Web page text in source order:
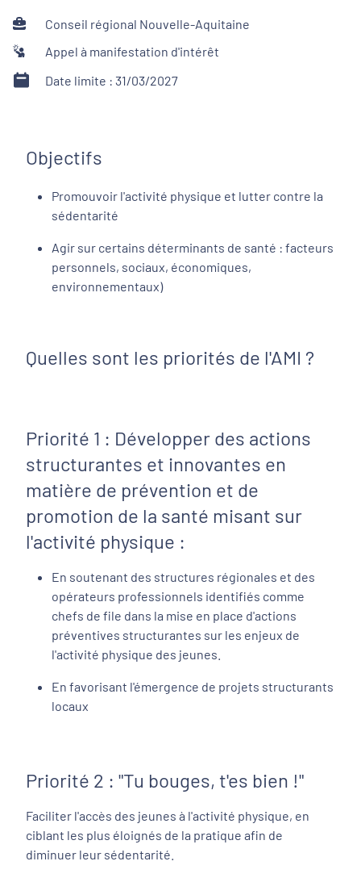
Conseil régional Nouvelle-Aquitaine
Appel à manifestation d'intérêt
Date limite : 31/03/2027
Objectifs
Promouvoir l'activité physique et lutter contre la
sédentarité
Agir sur certains déterminants de santé : facteurs
personnels, sociaux, économiques,
environnementaux)
Quelles sont les priorités de l'AMI ?
Priorité 1 : Développer des actions
structurantes et innovantes en
matière de prévention et de
promotion de la santé misant sur
l'activité physique :
En soutenant des structures régionales et des
opérateurs professionnels identifiés comme
chefs de file dans la mise en place d'actions
préventives structurantes sur les enjeux de
l'activité physique des jeunes.
En favorisant l'émergence de projets structurants
locaux
Priorité 2 : "Tu bouges, t'es bien !"
Faciliter l'accès des jeunes à l'activité physique, en
ciblant les plus éloignés de la pratique afin de
diminuer leur sédentarité.